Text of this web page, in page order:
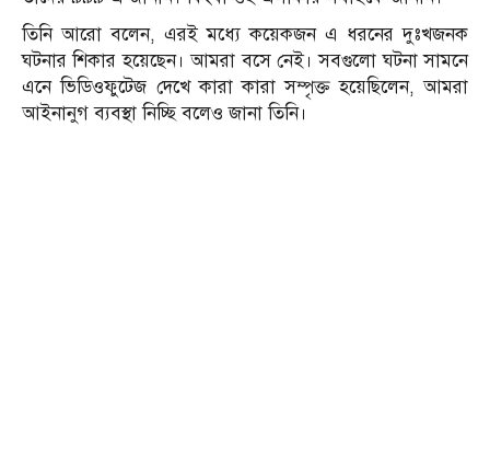
তিনি আরো বলেন, এরই মধ্যে কয়েকজন এ ধরনের দুঃখজনক
ঘটনার শিকার হয়েছেন। আমরা বসে নেই। সবগুলো ঘটনা সামনে
এনে ভিডিওফুটেজ দেখে কারা কারা সম্পৃক্ত হয়েছিলেন, আমরা
আইনানুগ ব্যবস্থা নিচ্ছি বলেও জানা তিনি।